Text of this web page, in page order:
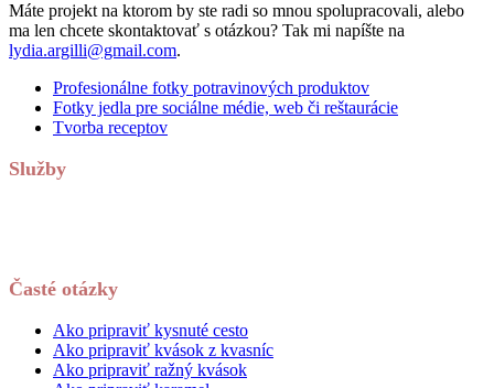
Máte projekt na ktorom by ste radi so mnou spolupracovali, alebo
ma len chcete skontaktovať s otázkou? Tak mi napíšte na
lydia.argilli@gmail.com.
Profesionálne fotky potravinových produktov
Fotky jedla pre sociálne médie, web či reštaurácie
Tvorba receptov
Služby
Časté otázky
Ako pripraviť kysnuté cesto
Ako pripraviť kvások z kvasníc
Ako pripraviť ražný kvások